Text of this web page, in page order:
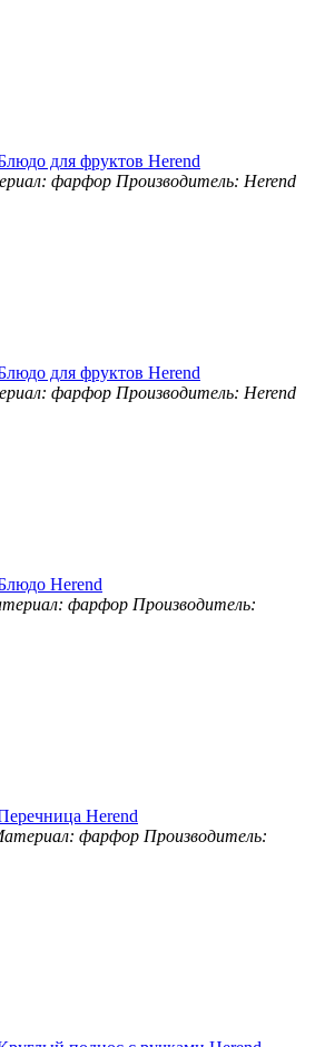
для фруктов Herend
фарфор Производитель: Herend
для фруктов Herend
фарфор Производитель: Herend
Herend
фарфор Производитель:
Herend
фарфор Производитель: